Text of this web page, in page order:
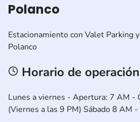
Polanco
Estacionamiento con Valet Parking
Polanco
Horario de operación
Lunes a viernes - Apertura: 7 AM -
(Viernes a las 9 PM) Sábado 8 AM